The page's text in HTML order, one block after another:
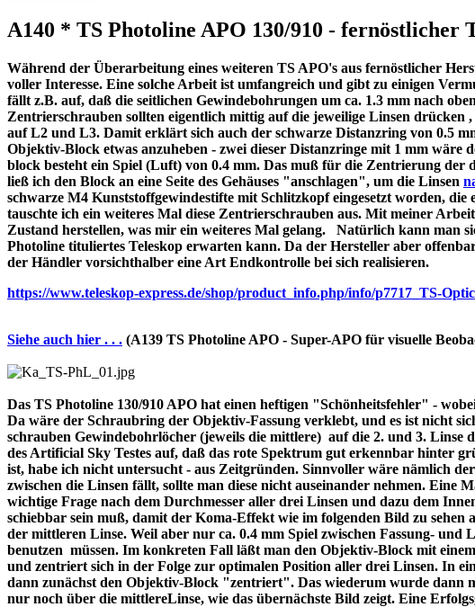
A140 * TS Photoline APO 130/910 - fernöstlicher
Während der Überarbeitung eines weiteren TS APO's aus fernöstlicher
voller Interesse. Eine solche Arbeit ist umfangreich und gibt zu einigen
fällt z.B. auf, daß die seitlichen Gewindebohrungen um ca. 1.3 mm nach
Zentrierschrauben sollten eigentlich mittig auf die jeweilige Linsen drücken
auf L2 und L3. Damit erklärt sich auch der schwarze Distanzring von 0.5
Objektiv-Block etwas anzuheben - zwei dieser Distanzringe mit 1 mm wäre
block besteht ein Spiel (Luft) von 0.4 mm. Das muß für die Zentrierung der
ließ ich den Block an eine Seite des Gehäuses "anschlagen", um die Linsen
schwarze M4 Kunststoffgewindestifte mit Schlitzkopf eingesetzt worden,
tauschte ich ein weiteres Mal diese Zentrierschrauben aus. Mit meiner
Zustand herstellen, was mir ein weiteres Mal gelang. Natürlich kann man
Photoline tituliertes Teleskop erwarten kann. Da der Hersteller aber
der Händler vorsichthalber eine Art Endkontrolle bei sich realisieren.
https://www.teleskop-express.de/shop/product_info.php/info/p7717_TS-
Siehe auch hier . . . (A139 TS Photoline APO - Super-APO für visuelle
Das TS Photoline 130/910 APO hat einen heftigen "Schönheitsfehler" -
Da wäre der Schraubring der Objektiv-Fassung verklebt, und es ist nicht
schrauben Gewindebohrlöcher (jeweils die mittlere) auf die 2. und 3.
des Artificial Sky Testes auf, daß das rote Spektrum gut erkennbar hinter
ist, habe ich nicht untersucht - aus Zeitgründen. Sinnvoller wäre nämlich
zwischen die Linsen fällt, sollte man diese nicht auseinander nehmen. Eine
wichtige Frage nach dem Durchmesser aller drei Linsen und dazu dem
schiebbar sein muß, damit der Koma-Effekt wie im folgenden Bild zu
der mittleren Linse. Weil aber nur ca. 0.4 mm Spiel zwischen Fassung-
benutzen müssen. Im konkreten Fall läßt man den Objektiv-Block mit
und zentriert sich in der Folge zur optimalen Position aller drei Linsen. In
dann zunächst den Objektiv-Block "zentriert". Das wiederum wurde dann
nur noch über die mittlereLinse, wie das übernächste Bild zeigt. Eine